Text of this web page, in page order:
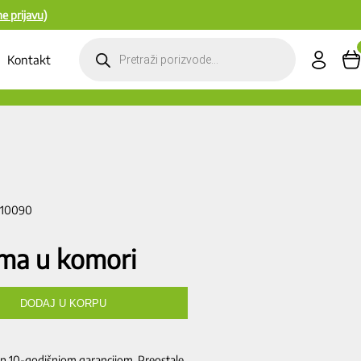
prijavu)
Kontakt
search
u komori
DODAJ U KORPU